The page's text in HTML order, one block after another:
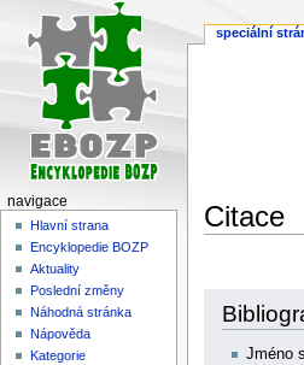
Citace
navigaci
vyhledávání
Jméno
speciální
navigace
Hlavní strana
Encyklopedie BOZP
Aktuality
Poslední změny
Náhodná stránka
Nápověda
Kategorie